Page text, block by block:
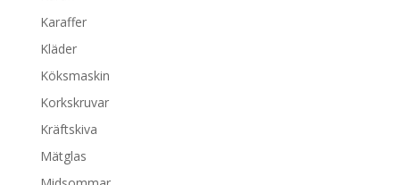
Karaffer
Kläder
Köksmaskin
Korkskruvar
Kräftskiva
Mätglas